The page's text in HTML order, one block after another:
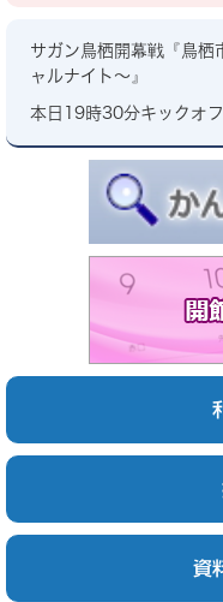
サガン鳥栖開幕戦『鳥
ャルナイト～』
本日19時30分キックオ
資